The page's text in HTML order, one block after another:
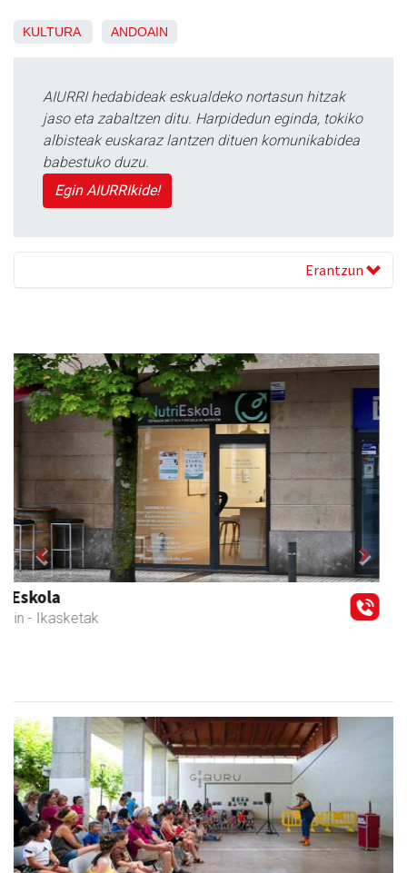
KULTURA ANDOAIN
AIURRI hedabideak eskualdeko nortasun hitzak
jaso eta zabaltzen ditu. Harpidedun eginda, tokiko
albisteak euskaraz lantzen dituen komunikabidea
babestuko duzu.
Egin AIURRIkide!
Erantzun
Xixori belar-denda
Andoain - Belar-denda
Previous Next